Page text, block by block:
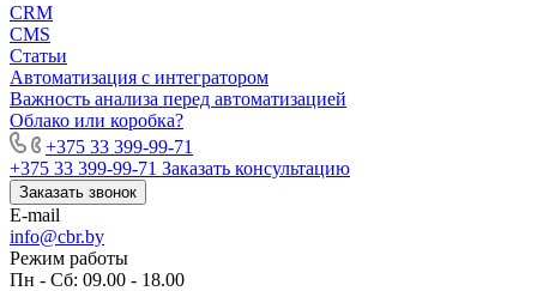
CRM
CMS
Статьи
Автоматизация с интегратором
Важность анализа перед автоматизацией
Облако или коробка?
+375 33 399-99-71
+375 33 399-99-71 Заказать консультацию
Заказать звонок
E-mail
info@cbr.by
Режим работы
Пн - Сб: 09.00 - 18.00